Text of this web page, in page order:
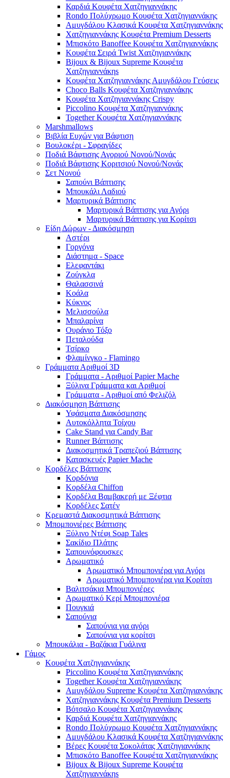
Καρδιά Κουφέτα Χατζηγιαννάκης
Rondo Πολύχρωμο Κουφέτα Χατζηγιαννάκης
Αμυγδάλου Κλασικά Κουφέτα Χατζηγιαννάκης
Χατζηγιαννάκης Κουφέτα Premium Desserts
Μπισκότο Banoffee Κουφέτα Χατζηγιαννάκης
Κουφέτα Σειρά Twist Χατζηγιαννάκης
Bijoux & Bijoux Supreme Κουφέτα
Χατζηγιαννάκηs
Κουφέτα Χατζηγιαννάκης Αμυγδάλου Γεύσεις
Choco Balls Κουφέτα Χατζηγιαννάκης
Κουφέτα Χατζηγιαννάκης Crispy
Piccolino Κουφέτα Χατζηγιαννάκης
Together Κουφέτα Χατζηγιαννάκης
Marshmallows
Βιβλία Ευχών για Βάφτιση
Βουλοκέρι - Σφραγίδες
Ποδιά Βάφτισης Αγοριού Νονού/Νονάς
Ποδιά Βάφτισης Κοριτσιού Νονού/Νονάς
Σετ Νονού
Σαπούνι Βάπτισης
Μπουκάλι Λαδιού
Μαρτυρικά Βάπτισης
Μαρτυρικά Βάπτισης για Αγόρι
Μαρτυρικά Βάπτισης για Κορίτσι
Είδη Δώρων - Διακόσμηση
Αστέρι
Γοργόνα
Διάστημα - Space
Ελεφαντάκι
Ζούγκλα
Θαλασσινά
Κοάλα
Κύκνος
Μελισσούλα
Μπαλαρίνα
Ουράνιο Τόξο
Πεταλούδα
Τσίρκο
Φλαμίνγκο - Flamingo
Γράμματα Αριθμοί 3D
Γράμματα - Αριθμοί Papier Mache
Ξύλινα Γράμματα και Αριθμοί
Γράμματα - Αριθμοί από Φελιζόλ
Διακόσμηση Βάπτισης
Υφάσματα Διακόσμησης
Αυτοκόλλητα Τοίχου
Cake Stand για Candy Bar
Runner Βάπτισης
Διακοσμητικά Τραπεζιού Βάπτισης
Κατασκευές Papier Mache
Κορδέλες Βάπτισης
Κορδόνια
Κορδέλα Chiffon
Κορδέλα Βαμβακερή με Ξέφτια
Κορδέλες Σατέν
Κρεμαστά Διακοσμητικά Βάπτισης
Μπομπονιέρες Βάπτισης
Ξύλινο Ντέφι Soap Tales
Σακίδιο Πλάτης
Σαπουνόφουσκες
Αρωματικό
Αρωματικό Μπομπονιέρα για Αγόρι
Αρωματικό Μπομπονιέρα για Κορίτσι
Βαλιτσάκια Μπομπονιέρες
Αρωματικό Κερί Μπομπονιέρα
Πουγκιά
Σαπούνια
Σαπούνια για αγόρι
Σαπούνια για κορίτσι
Μπουκάλια - Βαζάκια Γυάλινα
Γάμος
Κουφέτα Χατζηγιαννάκης
Piccolino Κουφέτα Χατζηγιαννάκης
Together Κουφέτα Χατζηγιαννάκης
Αμυγδάλου Supreme Κουφέτα Χατζηγιαννάκης
Χατζηγιαννάκης Κουφέτα Premium Desserts
Βότσαλο Κουφέτα Χατζηγιαννάκης
Καρδιά Κουφέτα Χατζηγιαννάκης
Rondo Πολύχρωμο Κουφέτα Χατζηγιαννάκης
Αμυγδάλου Κλασικά Κουφέτα Χατζηγιαννάκης
Βέρες Κουφέτα Σοκολάτας Χατζηγιαννάκης
Μπισκότο Banoffee Κουφέτα Χατζηγιαννάκης
Bijoux & Bijoux Supreme Κουφέτα
Χατζηγιαννάκηs